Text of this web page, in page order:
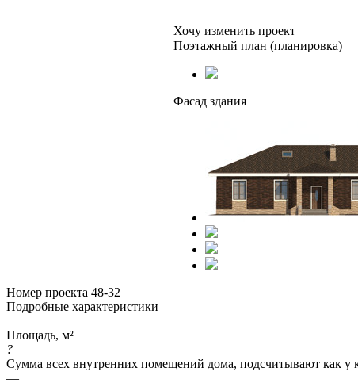
Хочу изменить проект
Поэтажный план (планировка)
Фасад здания
Номер проекта 48-32
Подробные характеристики
Площадь, м²
?
Сумма всех внутренних помещений дома, подсчитывают как
—